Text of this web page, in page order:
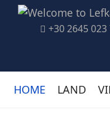
+30 2645 023
HOME LAND